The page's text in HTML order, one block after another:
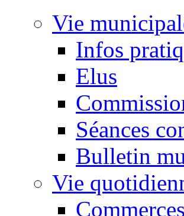
Vie
Infos
Elus
Séances
Bulletin
Vie